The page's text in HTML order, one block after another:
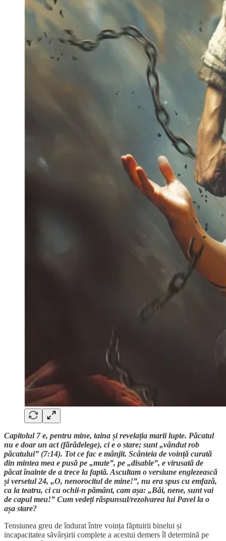
Capitolul 7 e, pentru mine, taina și revelația marii lupte. Păcatul
nu e doar un act (fărădelege), ci e o stare; sunt „vândut rob
păcatului” (7:14). Tot ce fac e mânjit. Scânteia de voință curată
din mintea mea e pusă pe „mute”, pe „disable”, e virusată de
păcat înainte de a trece la faptă. Ascultam o versiune englezească
și versetul 24, „O, nenorocitul de mine!”, nu era spus cu emfază,
ca la teatru, ci cu ochii-n pământ, cam așa: „Băi, nene, sunt vai
de capul meu!” Cum vedeți răspunsul/rezolvarea lui Pavel la o
așa stare?
Tensiunea greu de îndurat între voința făptuirii binelui și
incapacitatea săvârșirii complete a acestui demers îl determină pe